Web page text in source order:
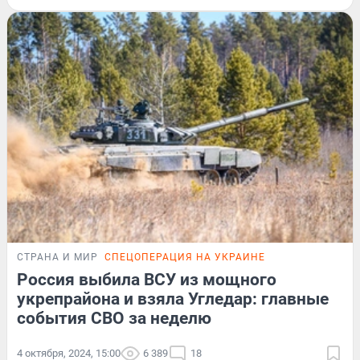
СТРАНА И МИР СПЕЦОПЕРАЦИЯ НА УКРАИНЕ
Россия выбила ВСУ из мощного
укрепрайона и взяла Угледар: главные
события СВО за неделю
4 октября, 2024, 15:00 6 389 18